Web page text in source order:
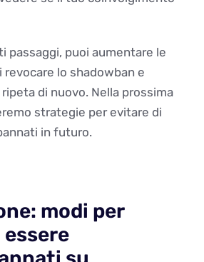
passaggi, puoi aumentare le
lo shadowban e
di nuovo. Nella prossima
strategie per evitare di
in futuro.
modi per